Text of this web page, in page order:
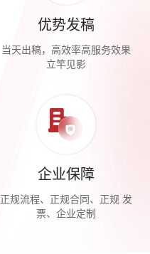
优势发稿
当天出稿，高效率高服务效果
立竿见影
企业保障
正规流程、正规合同、正规 发
票、企业定制